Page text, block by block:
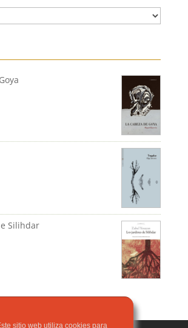
Silihdar
sitio web utiliza cookies para